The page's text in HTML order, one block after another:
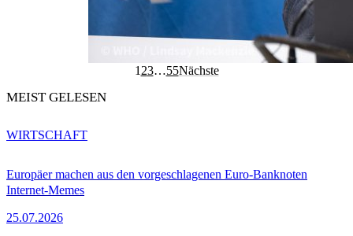
1 23…55Nächste
MEIST GELESEN
Europäer machen aus den vorgeschlagenen Euro-Banknoten
Internet-Memes
25.07.2026
WIRTSCHAFT